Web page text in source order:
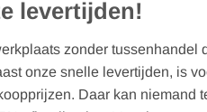
levertijden!
zonder tussenhandel
onze snelle levertijden, is
Daar kan niemand